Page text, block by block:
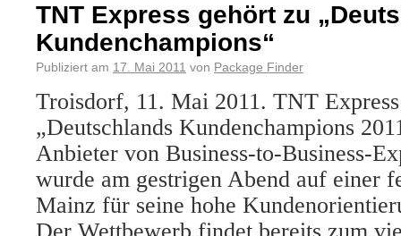
TNT Express gehört zu
Kundenchampions“
Publiziert am 17. Mai 2011 von Package Finder
Troisdorf, 11. Mai 2011. TNT
„Deutschlands Kundenchampions
Anbieter von Business-to-Business-
wurde am gestrigen Abend auf einer
Mainz für seine hohe